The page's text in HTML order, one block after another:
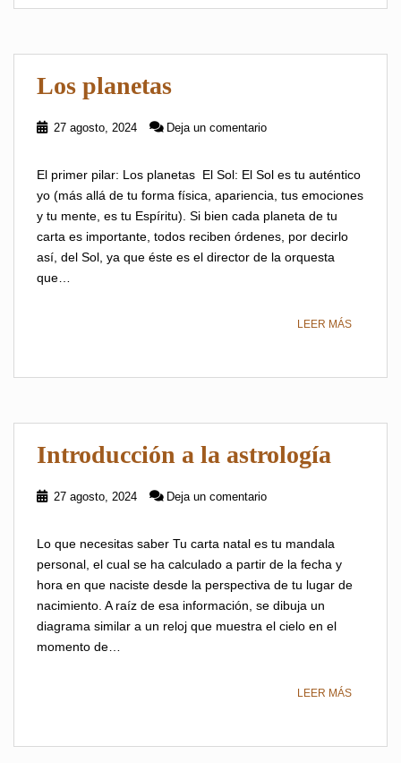
Los planetas
27 agosto, 2024 Deja un comentario
El primer pilar: Los planetas El Sol: El Sol es tu auténtico
yo (más allá de tu forma física, apariencia, tus emociones
y tu mente, es tu Espíritu). Si bien cada planeta de tu
carta es importante, todos reciben órdenes, por decirlo
así, del Sol, ya que éste es el director de la orquesta
que…
LEER MÁS
Introducción a la astrología
27 agosto, 2024 Deja un comentario
Lo que necesitas saber Tu carta natal es tu mandala
personal, el cual se ha calculado a partir de la fecha y
hora en que naciste desde la perspectiva de tu lugar de
nacimiento. A raíz de esa información, se dibuja un
diagrama similar a un reloj que muestra el cielo en el
momento de…
LEER MÁS